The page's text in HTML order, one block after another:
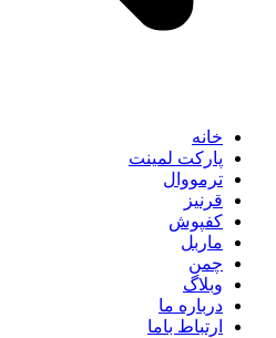
خانه
پارکت لمینت
ترمووال
قرنیز
کفپوش
ماربل
چمن
وبلاگ
درباره ما
ارتباط باما